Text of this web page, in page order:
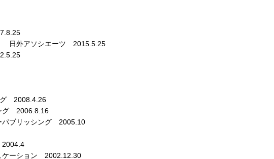
日外アソシエーツ 2015.5.25
グ 2008.4.26
グ 2006.8.16
パブリッシング 2005.10
2004.4
ケーション 2002.12.30